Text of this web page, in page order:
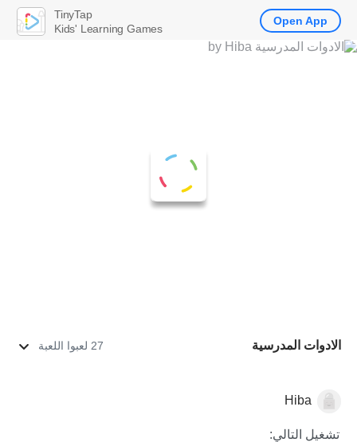
الادوات المدرسية 27 لعبوا اللعبة
العلم والطبيعة
Hiba
تشغيل التالي:
TinyTap
Kids' Learning Games
Open App